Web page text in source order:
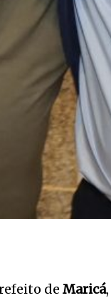
de Maricá,